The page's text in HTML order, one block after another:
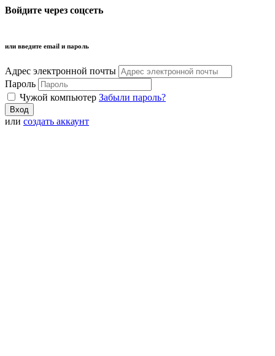
Войдите через соцсеть
или введите email и пароль
Адрес электронной почты
Пароль
Чужой компьютер Забыли пароль?
или создать аккаунт